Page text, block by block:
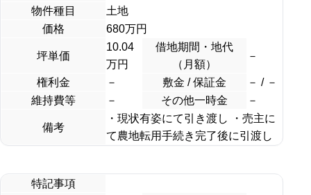
物件種目
土地
価格
680万円
坪単価
10.04
万円
借地期間・地代
（月額）
－
権利金 － 敷金 / 保証金
－ / －
維持費等
－ その他一時金 －
備考
・現状有姿にて引き渡し ・売主に
て農地転用手続き完了後に引渡し
特記事項